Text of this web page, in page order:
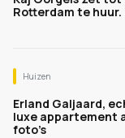
Rotterdam te huur.
Huizen
Erland Galjaard,
luxe appartement
foto’s